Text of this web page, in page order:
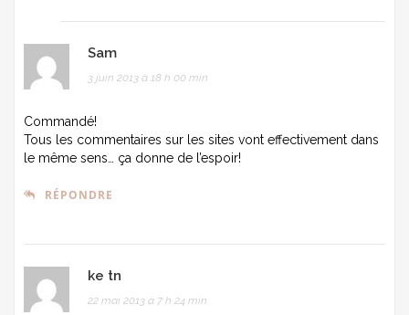
Sam
3 juin 2013 à 18 h 00 min
Commandé!
Tous les commentaires sur les sites vont effectivement dans
le même sens… ça donne de l’espoir!
RÉPONDRE
ke tn
22 mai 2013 à 7 h 24 min